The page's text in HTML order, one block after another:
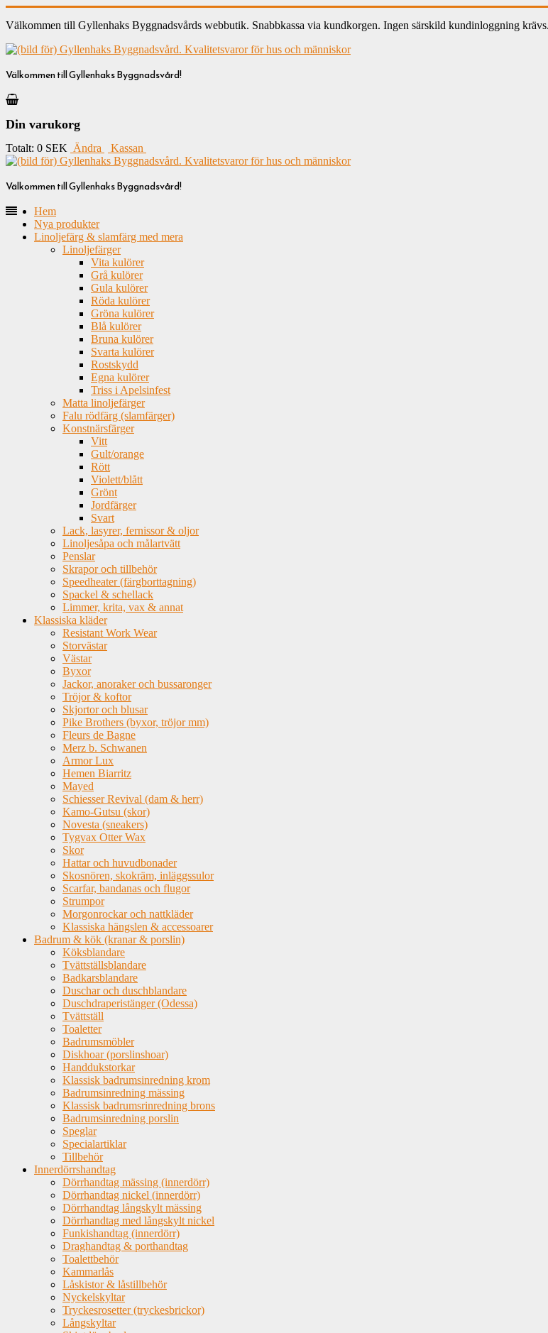
Välkommen till Gyllenhaks Byggnadsvårds webbutik. Snabbkassa via kundkorgen. Ingen särskild kundinloggning
Välkommen till Gyllenhaks Byggnadsvård!
Din varukorg
Totalt: 0 SEK Ändra Kassan
Välkommen till Gyllenhaks Byggnadsvård!
Hem
Nya produkter
Linoljefärg & slamfärg med mera
Linoljefärger
Vita kulörer
Grå kulörer
Gula kulörer
Röda kulörer
Gröna kulörer
Blå kulörer
Bruna kulörer
Svarta kulörer
Rostskydd
Egna kulörer
Triss i Apelsinfest
Matta linoljefärger
Falu rödfärg (slamfärger)
Konstnärsfärger
Vitt
Gult/orange
Rött
Violett/blått
Grönt
Jordfärger
Svart
Lack, lasyrer, fernissor & oljor
Linoljesåpa och målartvätt
Penslar
Skrapor och tillbehör
Speedheater (färgborttagning)
Spackel & schellack
Limmer, krita, vax & annat
Klassiska kläder
Resistant Work Wear
Storvästar
Västar
Byxor
Jackor, anoraker och bussaronger
Tröjor & koftor
Skjortor och blusar
Pike Brothers (byxor, tröjor mm)
Fleurs de Bagne
Merz b. Schwanen
Armor Lux
Hemen Biarritz
Mayed
Schiesser Revival (dam & herr)
Kamo-Gutsu (skor)
Novesta (sneakers)
Tygvax Otter Wax
Skor
Hattar och huvudbonader
Skosnören, skokräm, inläggssulor
Scarfar, bandanas och flugor
Strumpor
Morgonrockar och nattkläder
Klassiska hängslen & accessoarer
Badrum & kök (kranar & porslin)
Köksblandare
Tvättställsblandare
Badkarsblandare
Duschar och duschblandare
Duschdraperistänger (Odessa)
Tvättställ
Toaletter
Badrumsmöbler
Diskhoar (porslinshoar)
Handdukstorkar
Klassisk badrumsinredning krom
Badrumsinredning mässing
Klassisk badrumsrinredning brons
Badrumsinredning porslin
Speglar
Specialartiklar
Tillbehör
Innerdörrshandtag
Dörrhandtag mässing (innerdörr)
Dörrhandtag nickel (innerdörr)
Dörrhandtag långskylt mässing
Dörrhandtag med långskylt nickel
Funkishandtag (innerdörr)
Draghandtag & porthandtag
Toalettbehör
Kammarlås
Låskistor & låstillbehör
Nyckelskyltar
Tryckesrosetter (tryckesbrickor)
Långskyltar